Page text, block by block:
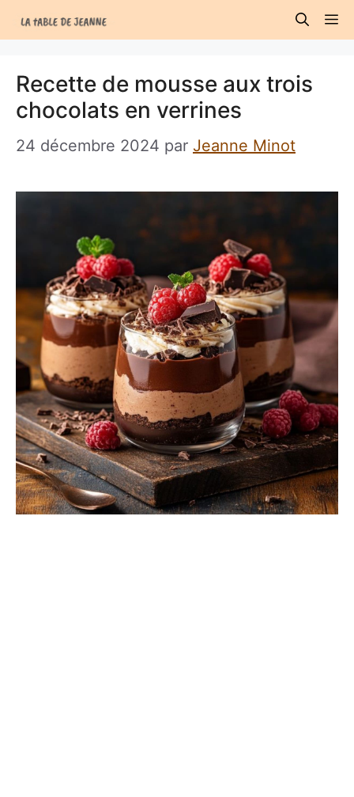
au
Recette de mousse aux trois
chocolats en verrines
24 décembre 2024 par Jeanne Minot